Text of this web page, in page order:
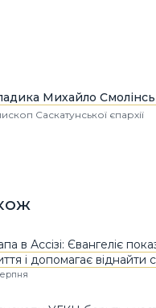
Михайло
Саскатунської єпархії
в Ассізі: Євангеліє
і допомагає віднайти